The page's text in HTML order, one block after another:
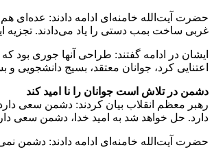
حضرت آیت‌الله خامنه‌ای ادامه دادند: عده‌ای
غربی ساخت بمب دستی را یاد می‌دادند. تجزیه
ایشان در ادامه گفتند: طراحی آنها جوری بود
اعتنایی کرد، جوانان معتقد، بسیج
دشمن در تلاش است جوانان را نا امید کند
رهبر معظم انقلاب بیان کردند: دشمن سعی
دارد. حل خواهد شد به امید خدا، دشمن سعی
حضرت آیت‌الله خامنه‌ای ادامه دادند: دشمن